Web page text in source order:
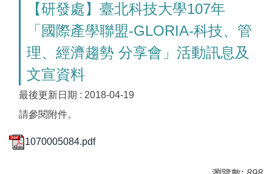
【研發處】臺北科技大學107年
「國際產學聯盟-GLORIA-科技、管
理、經濟趨勢 分享會」活動訊息及
文宣資料
最後更新日期 : 2018-04-19
請參閱附件。
1070005084.pdf